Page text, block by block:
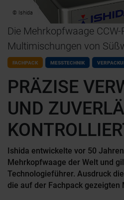
© Ishida
Die Mehrkopfwaage
Multimischungen von
FACHPACK MESSTECHNIK
PRÄZISE
UND
Ishida entwickelte vor 50
Mehrkopfwaage der Welt und
Technologieführer. Ausdruck
die auf der Fachpack gezeigten